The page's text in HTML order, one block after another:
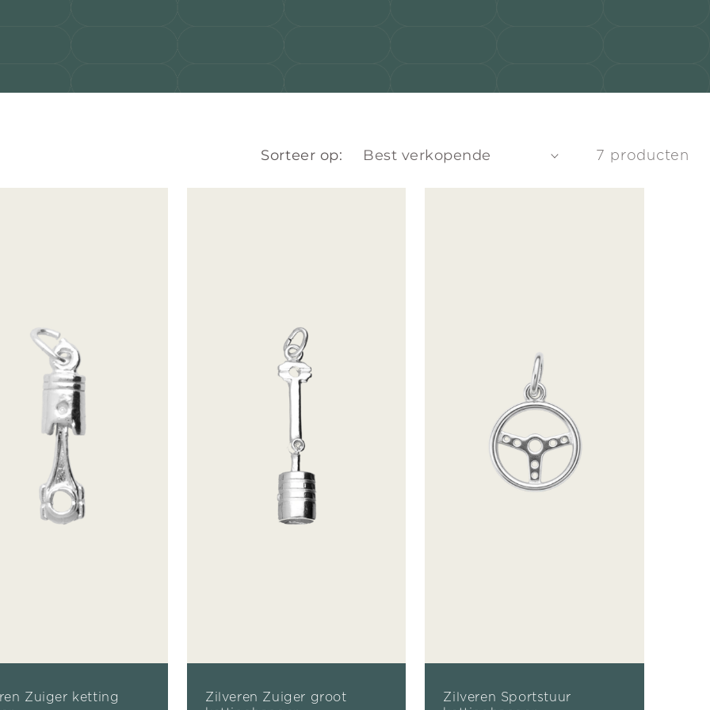
Sorteer op: 7 producten
Zuiger ketting
Zilveren Zuiger groot
Zilveren Sportstuur